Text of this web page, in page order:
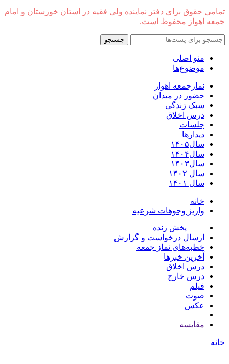
تمامی حقوق برای دفتر نماینده ولی فقیه در استان خوزستان و امام
جمعه اهواز محفوظ است.
جستجو
منو اصلی
موضوع‌ها
نمازجمعه اهواز
حضور در میدان
سبک زندگی
درس اخلاق
جلسات
دیدارها
سال۱۴۰۵
سال۱۴۰۴
سال۱۴۰۳
سال ۱۴۰۲
سال ۱۴۰۱
خانه
واریز وجوهات شرعیه
پخش زنده
ارسال درخواست و گزارش
خطبه‌های نماز جمعه
آخرین خبرها
درس اخلاق
درس خارج
فیلم
صوت
عکس
مقايسه
خانه